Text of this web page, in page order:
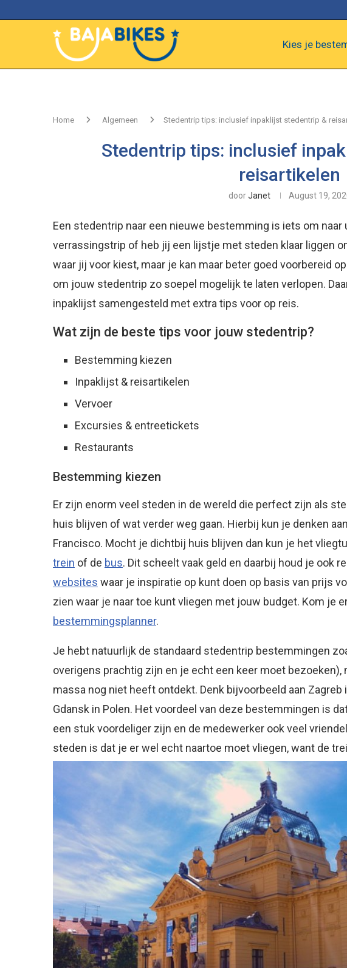
Kies je
Home Algemeen Stedentrip tips: inclusief inpaklijst stedentrip &
Stedentrip tips: inclusief
reisartikelen
doorJanet August 19,
Een stedentrip naar een nieuwe bestemming is iets om naar
verrassingstrip of heb jij een lijstje met steden klaar liggen
waar jij voor kiest, maar je kan maar beter goed voorbereid
om jouw stedentrip zo soepel mogelijk te laten verlopen.
inpaklijst samengesteld met extra tips voor op reis.
Wat zijn de beste tips voor jouw stedentrip?
Bestemming kiezen
Inpaklijst & reisartikelen
Vervoer
Excursies & entreetickets
Restaurants
Bestemming kiezen
Er zijn enorm veel steden in de wereld die perfect zijn als
huis blijven of wat verder weg gaan. Hierbij kun je denken
Francisco. Mocht je dichtbij huis blijven dan kun je het
trein of de bus. Dit scheelt vaak geld en daarbij houd je ook
websites waar je inspiratie op kunt doen op basis van prijs
zien waar je naar toe kunt vliegen met jouw budget. Kom je
bestemmingsplanner.
Je hebt natuurlijk de standaard stedentrip bestemmingen
overigens prachtig zijn en je echt een keer moet bezoeken),
massa nog niet heeft ontdekt. Denk bijvoorbeeld aan Zagreb
Gdansk in Polen. Het voordeel van deze bestemmingen is
een stuk voordeliger zijn en de medewerker ook veel
steden is dat je er wel echt naartoe moet vliegen, want de